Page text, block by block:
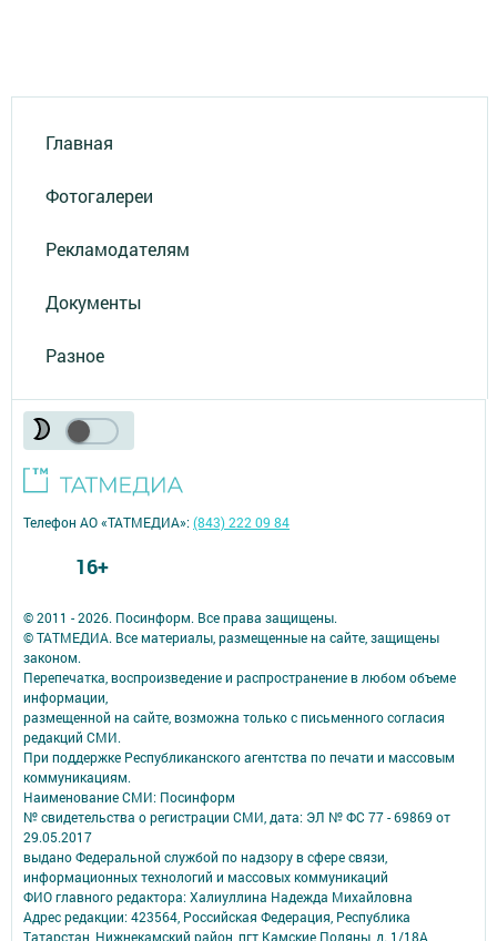
Главная
Фотогалереи
Рекламодателям
Документы
Разное
© 2011 - 2026. Посинформ. Все права защищены.
© ТАТМЕДИА. Все материалы, размещенные на сайте, защищены
законом.
Перепечатка, воспроизведение и распространение в любом объеме
информации,
размещенной на сайте, возможна только с письменного согласия
редакций СМИ.
При поддержке Республиканского агентства по печати и массовым
коммуникациям.
Наименование СМИ: Посинформ
№ свидетельства о регистрации СМИ, дата: ЭЛ № ФС 77 - 69869 от
29.05.2017
выдано Федеральной службой по надзору в сфере связи,
информационных технологий и массовых коммуникаций
ФИО главного редактора: Халиуллина Надежда Михайловна
Адрес редакции: 423564, Российская Федерация, Республика
Татарстан, Нижнекамский район, пгт Камские Поляны, д. 1/18А,
Телефон АО «ТАТМЕДИА»:(843) 222 09 84
16+